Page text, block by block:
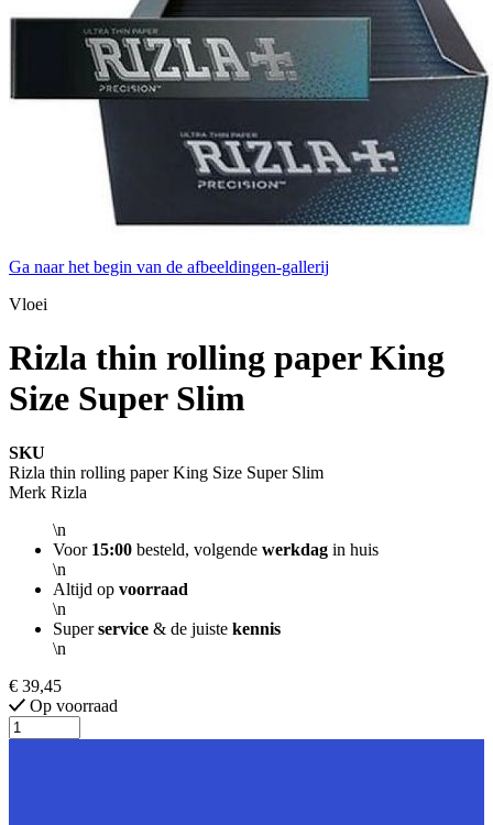
Ga naar het begin van de afbeeldingen-gallerij
Vloei
Rizla thin rolling paper King
Size Super Slim
SKU
Rizla thin rolling paper King Size Super Slim
Merk Rizla
\n
Voor 15:00 besteld, volgende werkdag in huis
\n
Altijd op voorraad
\n
Superservice & de juiste kennis
\n
€ 39,45
Op voorraad